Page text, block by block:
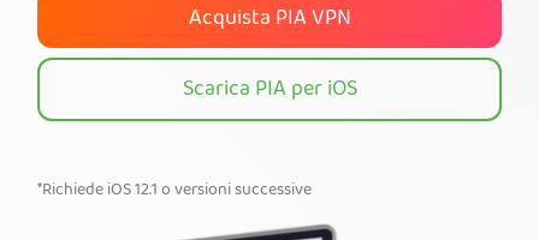
Acquista PIA VPN
Scarica PIA per iOS
*Richiede iOS 12.1 o versioni successive